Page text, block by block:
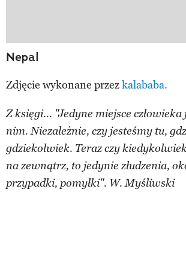
Nepal
Zdjęcie wykonane przezkalababa.
Z księgi... "Jedyne miejsce
nim. Niezależnie, czy jesteśmy tu,
gdziekolwiek. Teraz czy
na zewnątrz, to jedynie złudzenia,
przypadki, pomyłki". W. Myśliwski